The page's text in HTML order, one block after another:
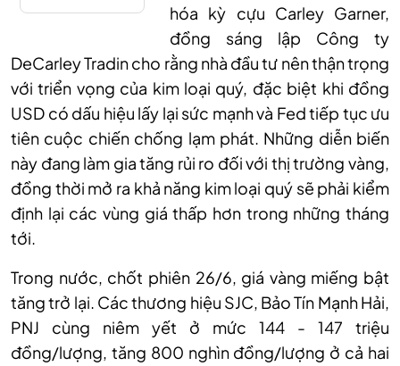
hóa kỳ cựu Carley Garner,
đồng sáng lập Công ty
DeCarley Tradin cho rằng nhà đầu tư nên thận trọng
với triển vọng của kim loại quý, đặc biệt khi đồng
USD có dấu hiệu lấy lại sức mạnh và Fed tiếp tục ưu
tiên cuộc chiến chống lạm phát. Những diễn biến
này đang làm gia tăng rủi ro đối với thị trường vàng,
đồng thời mở ra khả năng kim loại quý sẽ phải kiểm
định lại các vùng giá thấp hơn trong những tháng
tới.
Trong nước, chốt phiên 26/6, giá vàng miếng bật
tăng trở lại. Các thương hiệu SJC, Bảo Tín Mạnh Hải,
PNJ cùng niêm yết ở mức 144 - 147 triệu
đồng/lượng, tăng 800 nghìn đồng/lượng ở cả hai